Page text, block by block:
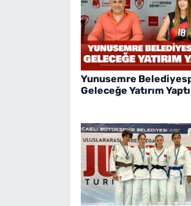
Yunusemre
Geleceğe Yatırım Yaptı